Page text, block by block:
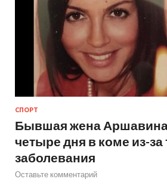
СПОРТ
Бывшая жена
четыре дня в коме из-за
заболевания
Оставьте комментарий